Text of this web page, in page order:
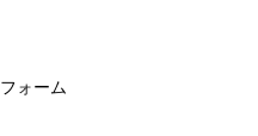
ォーム